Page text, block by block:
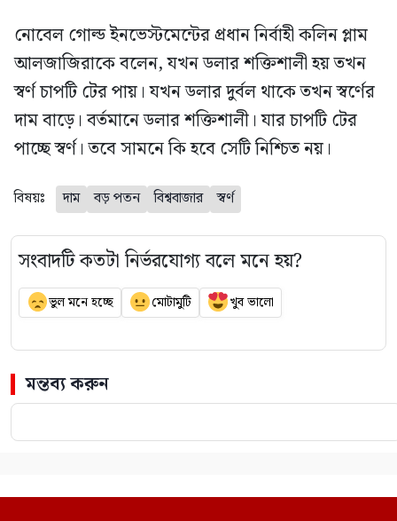
নোবেল গোল্ড ইনভেস্টমেন্টের প্রধান নির্বাহী কলিন প্লাম
আলজাজিরাকে বলেন, যখন ডলার শক্তিশালী হয় তখন
স্বর্ণ চাপটি টের পায়। যখন ডলার দুর্বল থাকে তখন স্বর্ণের
দাম বাড়ে। বর্তমানে ডলার শক্তিশালী। যার চাপটি টের
পাচ্ছে স্বর্ণ। তবে সামনে কি হবে সেটি নিশ্চিত নয়।
বিষয়ঃ দাম বড় পতন বিশ্ববাজার স্বর্ণ
সংবাদটি কতটা নির্ভরযোগ্য বলে মনে হয়?
ভুল মনে হচ্ছে মোটামুটি খুব ভালো
মন্তব্য করুন